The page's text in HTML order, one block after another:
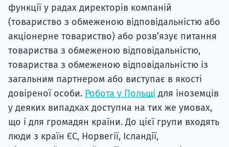
функції у радах директорів компаній
(товариство з обмеженою відповідальністю або
акціонерне товариство) або розв’язує питання
товариства з обмеженою відповідальністю,
товариства з обмеженою відповідальністю із
загальним партнером або виступає в якості
довіреної особи. Робота у Польщі для іноземців
у деяких випадках доступна на тих же умовах,
що і для громадян країни. До цієї групи входять
люди з країн ЄС, Норвегії, Ісландії,